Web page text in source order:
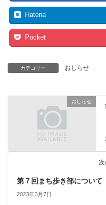
Hatena
Pocket
カテゴリー おしらせ
おしらせ
第７回まち歩き部について
2023年3月7日